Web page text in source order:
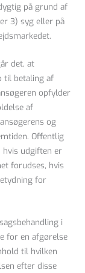
på grund af
3) syg eller på
det, at
til betaling af
opfylder
af
og
Offentlig
udgiften er
forudses, hvis
for
i
for en afgørelse
til hvilken
efter disse